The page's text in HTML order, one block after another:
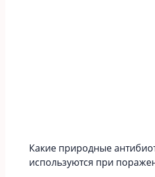
Какие природные
используются при